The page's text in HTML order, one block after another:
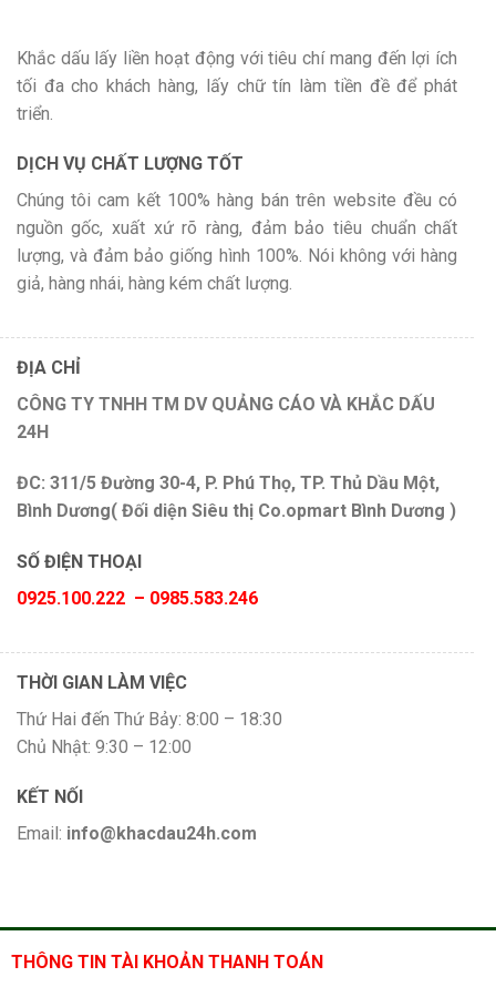
Khắc dấu lấy liền hoạt động với tiêu chí mang đến lợi ích
tối đa cho khách hàng, lấy chữ tín làm tiền đề để phát
triển.
DỊCH VỤ CHẤT LƯỢNG TỐT
Chúng tôi cam kết 100% hàng bán trên website đều có
nguồn gốc, xuất xứ rõ ràng, đảm bảo tiêu chuẩn chất
lượng, và đảm bảo giống hình 100%. Nói không với hàng
giả, hàng nhái, hàng kém chất lượng.
ĐỊA CHỈ
CÔNG TY TNHH TM DV QUẢNG CÁO VÀ KHẮC DẤU
24H
ĐC: 311/5 Đường 30-4, P. Phú Thọ, TP. Thủ Dầu Một,
Bình Dương( Đối diện Siêu thị Co.opmart Bình Dương )
SỐ ĐIỆN THOẠI
0925.100.222 – 0985.583.246
THỜI GIAN LÀM VIỆC
Thứ Hai đến Thứ Bảy: 8:00 – 18:30
Chủ Nhật: 9:30 – 12:00
KẾT NỐI
Email: info@khacdau24h.com
THÔNG TIN TÀI KHOẢN THANH TOÁN